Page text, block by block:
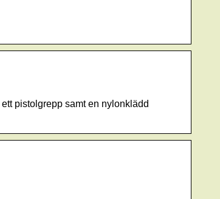
pistolgrepp samt en nylonklädd